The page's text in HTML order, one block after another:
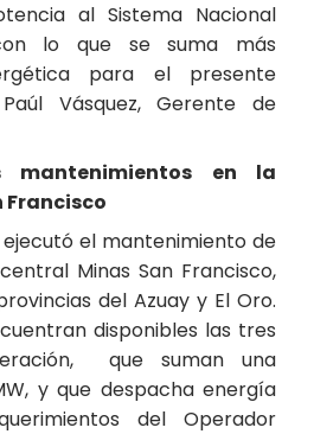
al Sistema Nacional
lo que se suma más
para el presente
Vásquez, Gerente de
mantenimientos en la
Francisco
ejecutó el mantenimiento de
Minas San Francisco,
del Azuay y El Oro.
disponibles las tres
que suman una
y que despacha energía
del Operador